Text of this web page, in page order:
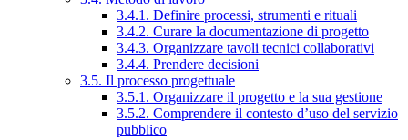
3.4.1. Definire processi, strumenti e rituali
3.4.2. Curare la documentazione di progetto
3.4.3. Organizzare tavoli tecnici collaborativi
3.4.4. Prendere decisioni
3.5. Il processo progettuale
3.5.1. Organizzare il progetto e la sua gestione
3.5.2. Comprendere il contesto d’uso del servizio
pubblico